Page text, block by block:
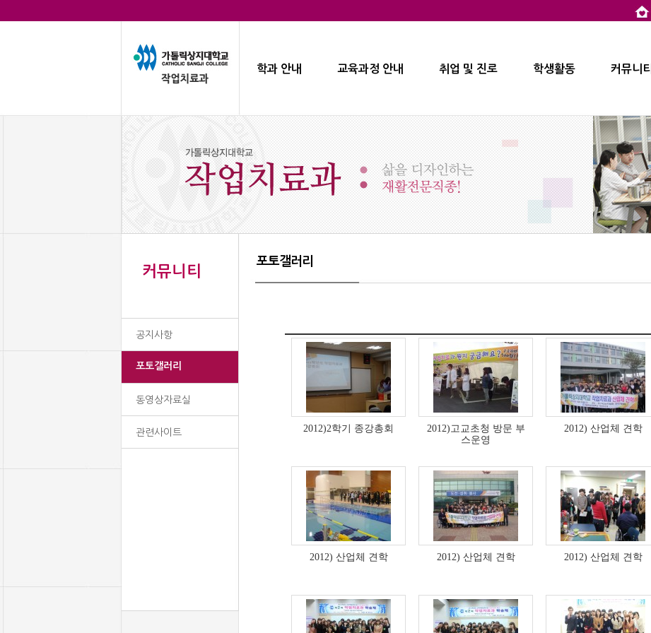
학과 안내 교육과정 안내 취업 및 진로 학생활동 커뮤니티
커뮤니티
공지사항
포토갤러리
동영상자료실
관련사이트
포토갤러리
2012)2학기 종강총회
2012)고교초청 방문 부
스운영
2012) 산업체 견학
2012) 산업체 견학 2012) 산업체 견학 2012) 산업체 견학